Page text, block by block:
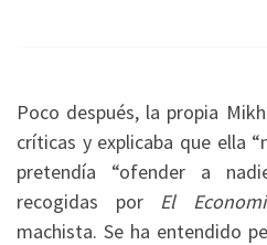
Poco después, la propia
críticas y explicaba que ella
pretendía “ofender a
recogidas por El
machista. Se ha entendido